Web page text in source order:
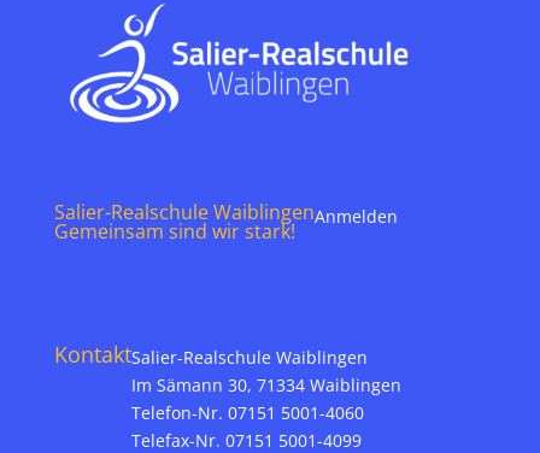
Salier-Realschule Waiblingen
Gemeinsam sind wir stark!
Anmelden
KontaktSalier-Realschule Waiblingen
Im Sämann 30, 71334 Waiblingen
Telefon-Nr. 07151 5001-4060
Telefax-Nr. 07151 5001-4099